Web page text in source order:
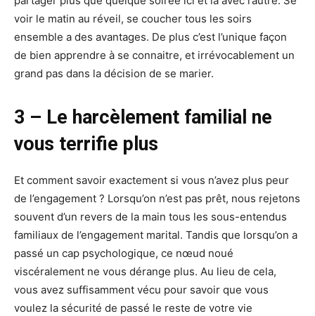
voir le matin au réveil, se coucher tous les soirs
ensemble a des avantages. De plus c’est l’unique façon
de bien apprendre à se connaitre, et irrévocablement un
grand pas dans la décision de se marier.
3 – Le harcèlement familial ne
vous terrifie plus
Et comment savoir exactement si vous n’avez plus peur
de l’engagement ? Lorsqu’on n’est pas prêt, nous rejetons
souvent d’un revers de la main tous les sous-entendus
familiaux de l’engagement marital. Tandis que lorsqu’on a
passé un cap psychologique, ce nœud noué
viscéralement ne vous dérange plus. Au lieu de cela,
vous avez suffisamment vécu pour savoir que vous
voulez la sécurité de passé le reste de votre vie